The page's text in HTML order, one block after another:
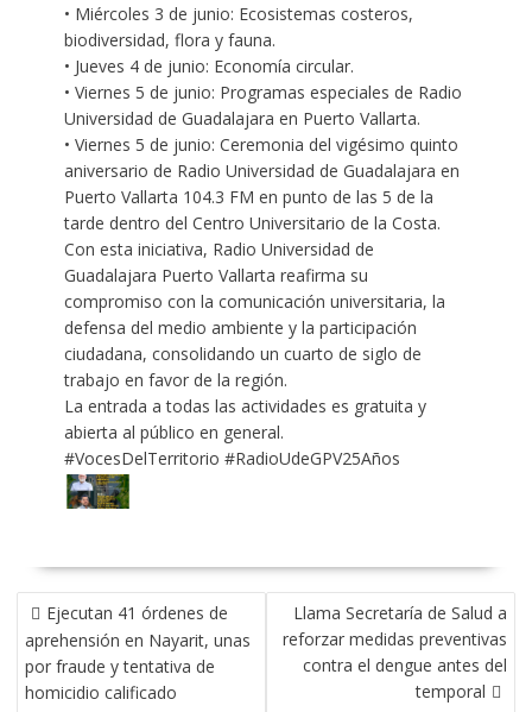
• Miércoles 3 de junio: Ecosistemas costeros,
biodiversidad, flora y fauna.
• Jueves 4 de junio: Economía circular.
• Viernes 5 de junio: Programas especiales de Radio
Universidad de Guadalajara en Puerto Vallarta.
• Viernes 5 de junio: Ceremonia del vigésimo quinto
aniversario de Radio Universidad de Guadalajara en
Puerto Vallarta 104.3 FM en punto de las 5 de la
tarde dentro del Centro Universitario de la Costa.
Con esta iniciativa, Radio Universidad de
Guadalajara Puerto Vallarta reafirma su
compromiso con la comunicación universitaria, la
defensa del medio ambiente y la participación
ciudadana, consolidando un cuarto de siglo de
trabajo en favor de la región.
La entrada a todas las actividades es gratuita y
abierta al público en general.
#VocesDelTerritorio #RadioUdeGPV25Años
NAVEGACIÓN
DE
ENTRADAS
Ejecutan 41 órdenes de
aprehensión en Nayarit, unas
por fraude y tentativa de
homicidio calificado
Llama Secretaría de Salud a
reforzar medidas preventivas
contra el dengue antes del
temporal